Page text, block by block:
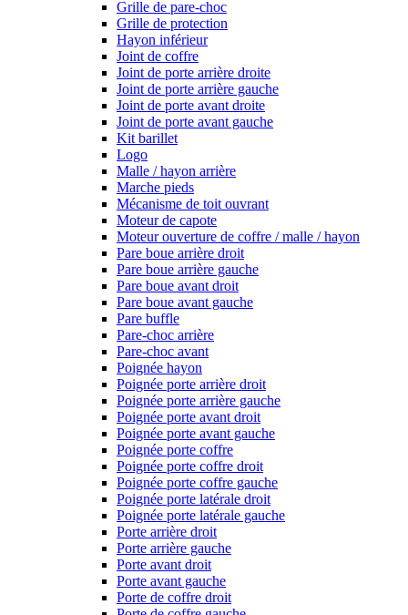
Grille de pare-choc
Grille de protection
Hayon inférieur
Joint de coffre
Joint de porte arrière droite
Joint de porte arrière gauche
Joint de porte avant droite
Joint de porte avant gauche
Kit barillet
Logo
Malle / hayon arrière
Marche pieds
Mécanisme de toit ouvrant
Moteur de capote
Moteur ouverture de coffre / malle / hayon
Pare boue arrière droit
Pare boue arrière gauche
Pare boue avant droit
Pare boue avant gauche
Pare buffle
Pare-choc arrière
Pare-choc avant
Poignée hayon
Poignée porte arrière droit
Poignée porte arrière gauche
Poignée porte avant droit
Poignée porte avant gauche
Poignée porte coffre
Poignée porte coffre droit
Poignée porte coffre gauche
Poignée porte latérale droit
Poignée porte latérale gauche
Porte arrière droit
Porte arrière gauche
Porte avant droit
Porte avant gauche
Porte de coffre droit